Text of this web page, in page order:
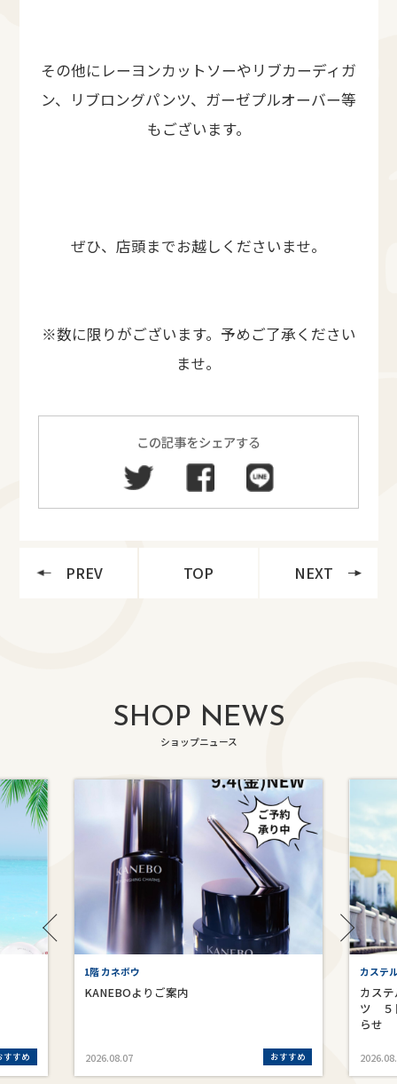
その他にレーヨンカットソーやリブカーディガ
ン、リブロングパンツ、ガーゼプルオーバー等
もございます。
ぜひ、店頭までお越しくださいませ。
※数に限りがございます。予めご了承ください
ませ。
この記事をシェアする
PREV TOP NEXT
SHOP NEWS
ショップニュース
すすめ
1階 カネボウ
KANEBOよりご案内
2026.08.07 おすすめ
カステ
カス
ツ ５
らせ